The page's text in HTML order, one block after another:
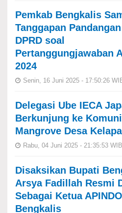
Pemkab Bengkalis
Tanggapan
DPRD soal
Pertanggungjawaban
2024
Senin, 16 Juni 2025 - 17:50:26
Delegasi Ube IECA
Berkunjung ke
Mangrove Desa
Rabu, 04 Juni 2025 - 21:35:53 WIB
Disaksikan Bupati
Arsya Fadillah Resmi
Sebagai Ketua APINDO
Bengkalis